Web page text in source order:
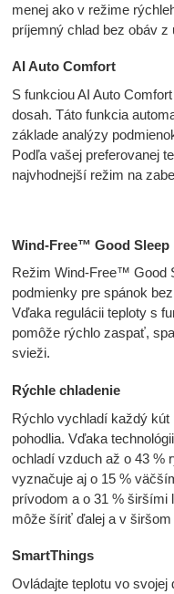
menej ako v režime
príjemný chlad bez obáv z
AI Auto Comfort
S funkciou AI Auto
dosah. Táto funkcia
základe analýzy
Podľa vašej preferovanej
najvhodnejší režim na
Wind-Free™ Good Sleep
Režim Wind-Free™ Good
podmienky pre spánok
Vďaka regulácii teploty s
pomôže rýchlo zaspať,
svieži.
Rýchle chladenie
Rýchlo vychladí každý kút
pohodlia. Vďaka
ochladí vzduch až o 43 %
vyznačuje aj o 15 %
prívodom a o 31 % širšími
môže šíriť ďalej a v
SmartThings
Ovládajte teplotu vo